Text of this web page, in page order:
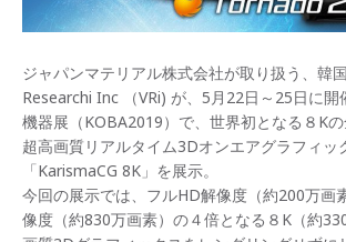
ジャパンマテリアル株式会社が取り扱う、韓
Researchi Inc （VRi) が、5月22日～25日に開
機器展（KOBA2019）で、世界初となる８K
超高画質リアルタイム3Dオンエアグラフィッ
「KarismaCG 8K」を展示。
今回の展示では、フルHD解像度（約200万画
像度（約830万画素）の４倍となる８K（約